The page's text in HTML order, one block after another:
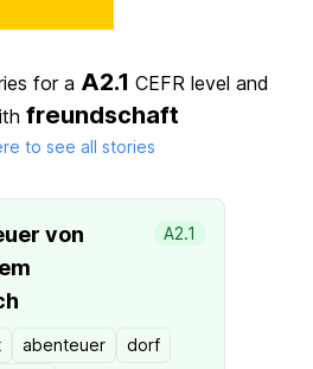
for a A2.1 CEFR level and
freundschaft
to see all stories
von
A2.1
abenteuer
dorf